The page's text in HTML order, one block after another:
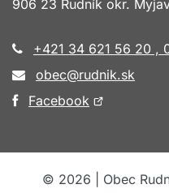
906 23 Rudník okr.
+421 34 621 56 20 ,
obec@rudnik.sk
Facebook Otvorí
okne
© 2026 | Obec